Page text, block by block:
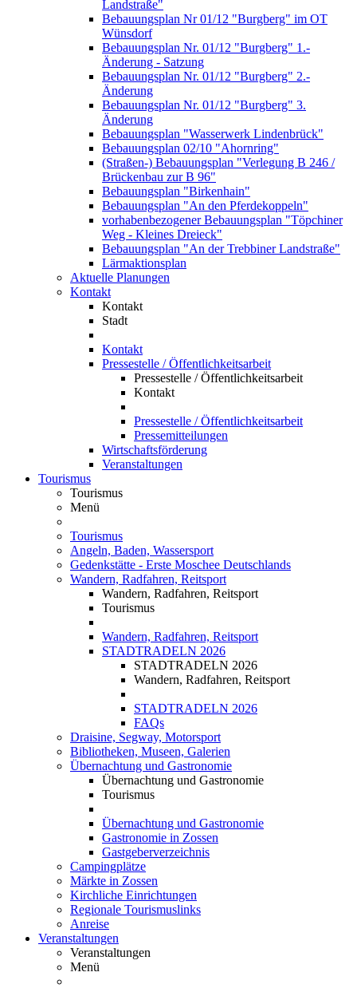
Landstraße"
Bebauungsplan Nr 01/12 "Burgberg" im OT
Wünsdorf
Bebauungsplan Nr. 01/12 "Burgberg" 1.-
Änderung - Satzung
Bebauungsplan Nr. 01/12 "Burgberg" 2.-
Änderung
Bebauungsplan Nr. 01/12 "Burgberg" 3.
Änderung
Bebauungsplan "Wasserwerk Lindenbrück"
Bebauungsplan 02/10 "Ahornring"
(Straßen-) Bebauungsplan "Verlegung B 246 /
Brückenbau zur B 96"
Bebauungsplan "Birkenhain"
Bebauungsplan "An den Pferdekoppeln"
vorhabenbezogener Bebauungsplan "Töpchiner
Weg - Kleines Dreieck"
Bebauungsplan "An der Trebbiner Landstraße"
Lärmaktionsplan
Aktuelle Planungen
Kontakt
Kontakt
Stadt
Kontakt
Pressestelle / Öffentlichkeitsarbeit
Pressestelle / Öffentlichkeitsarbeit
Kontakt
Pressestelle / Öffentlichkeitsarbeit
Pressemitteilungen
Wirtschaftsförderung
Veranstaltungen
Tourismus
Tourismus
Menü
Tourismus
Angeln, Baden, Wassersport
Gedenkstätte - Erste Moschee Deutschlands
Wandern, Radfahren, Reitsport
Wandern, Radfahren, Reitsport
Tourismus
Wandern, Radfahren, Reitsport
STADTRADELN 2026
STADTRADELN 2026
Wandern, Radfahren, Reitsport
STADTRADELN 2026
FAQs
Draisine, Segway, Motorsport
Bibliotheken, Museen, Galerien
Übernachtung und Gastronomie
Übernachtung und Gastronomie
Tourismus
Übernachtung und Gastronomie
Gastronomie in Zossen
Gastgeberverzeichnis
Campingplätze
Märkte in Zossen
Kirchliche Einrichtungen
Regionale Tourismuslinks
Anreise
Veranstaltungen
Veranstaltungen
Menü